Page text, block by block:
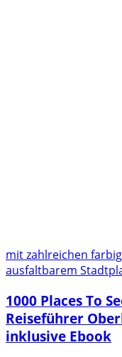
mit zahlreichen
ausfaltbarem
1000 Places To
Reiseführer
inklusive Ebook